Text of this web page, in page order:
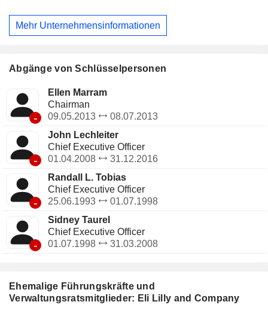
Ehemalige Führungskräfte und
Verwaltungsratsmitglieder: Eli Lilly and Company
Mehr Unternehmensinformationen
Abgänge von Schlüsselpersonen
-
Ellen Marram
Chairman
09.05.2013
08.07.2013
-
John Lechleiter
Chief Executive Officer
01.04.2008
31.12.2016
-
Randall L. Tobias
Chief Executive Officer
25.06.1993
01.07.1998
-
Sidney Taurel
Chief Executive Officer
01.07.1998
31.03.2008